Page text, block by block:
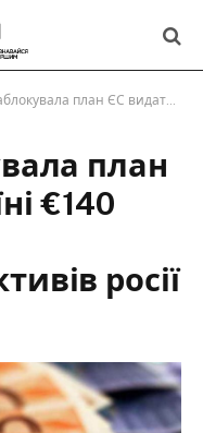
ЄС видати Україні €140 млрд кредит із заморожених активів росії
план
€140
росії